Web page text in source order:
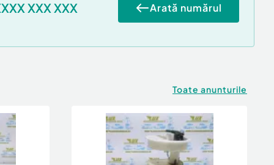
XXX XXX Arată numărul
Toate anunturile